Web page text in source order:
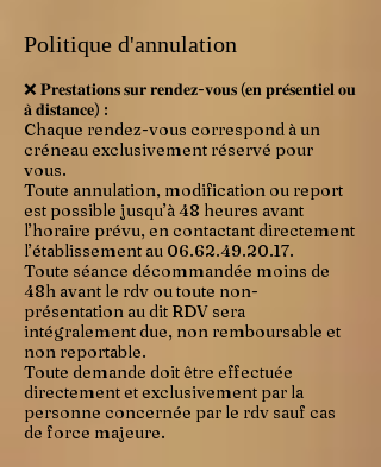
Politique d'annulation
❌ 𝐏𝐫𝐞𝐬𝐭𝐚𝐭𝐢𝐨𝐧𝐬 𝐬𝐮𝐫 𝐫𝐞𝐧𝐝𝐞𝐳-𝐯𝐨𝐮𝐬 (𝐞𝐧 𝐩𝐫𝐞́𝐬𝐞𝐧𝐭𝐢𝐞𝐥 𝐨𝐮
𝐚̀ 𝐝𝐢𝐬𝐭𝐚𝐧𝐜𝐞) :
Chaque rendez-vous correspond à un
créneau exclusivement réservé pour
vous.
Toute annulation, modification ou report
est possible jusqu’à 48 heures avant
l’horaire prévu, en contactant directement
l’établissement au 06.62.49.20.17.
Toute séance décommandée moins de
48h avant le rdv ou toute non-
présentation au dit RDV sera
intégralement due, non remboursable et
non reportable.
Toute demande doit être effectuée
directement et exclusivement par la
personne concernée par le rdv sauf cas
de force majeure.